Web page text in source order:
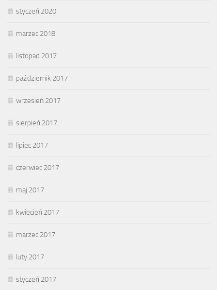
styczeń 2020
marzec 2018
listopad 2017
październik 2017
wrzesień 2017
sierpień 2017
lipiec 2017
czerwiec 2017
maj 2017
kwiecień 2017
marzec 2017
luty 2017
styczeń 2017